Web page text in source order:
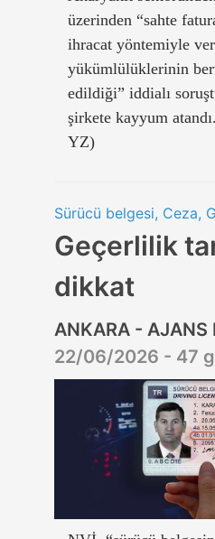
üzerinden “sahte
ihracat yöntemiyle
yükümlülüklerinin
edildiği” iddialı
şirkete kayyum
YZ)
Sürücü belgesi, Ceza,
Geçerlilik
dikkat
ANKARA - AJANS
22/06/2026 - 47